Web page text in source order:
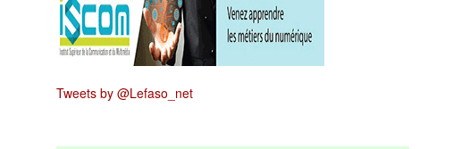
Tweets by @Lefaso_net